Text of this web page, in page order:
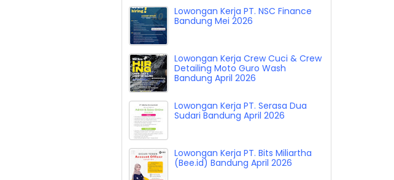
Lowongan Kerja PT. NSC Finance
Bandung Mei 2026
Lowongan Kerja Crew Cuci & Crew
Detailing Moto Guro Wash
Bandung April 2026
Lowongan Kerja PT. Serasa Dua
Sudari Bandung April 2026
Lowongan Kerja PT. Bits Miliartha
(Bee.id) Bandung April 2026